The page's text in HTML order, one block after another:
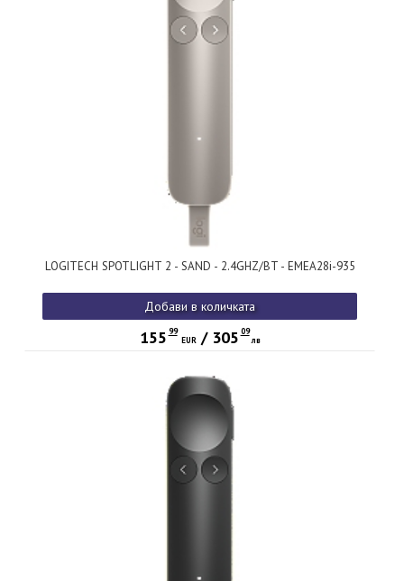
LOGITECH SPOTLIGHT 2 - SAND - 2.4GHZ/BT - EMEA28i-935
Добави в количката
155 99
EUR/ 305 09
лв